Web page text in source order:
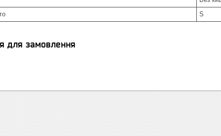
S
для замовлення